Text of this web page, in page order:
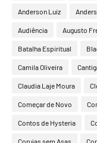
Anderson Luiz
Audiência Augusto
Batalha Espiritual
Camila Oliveira
Claudia Laje Moura
Começar de Novo
Contos de Hysteria
Corujas sem Asas